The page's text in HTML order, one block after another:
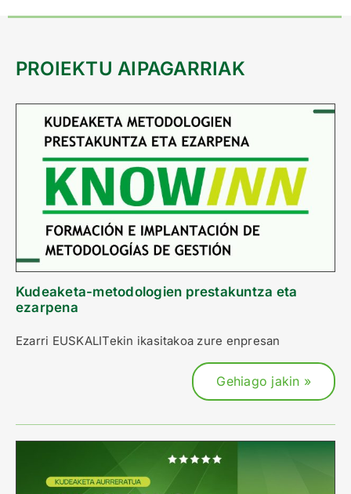
PROIEKTU AIPAGARRIAK
Kudeaketa-metodologien prestakuntza eta
ezarpena
Ezarri EUSKALITekin ikasitakoa zure enpresan
Gehiago jakin »